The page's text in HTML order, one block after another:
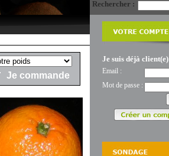
Rechercher :
Je commande
Je suis déjà client(e)
Email :
Mot de passe :